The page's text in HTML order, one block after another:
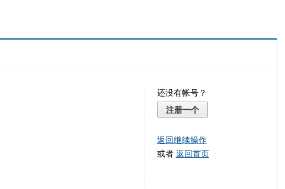
还没有帐号？
注册一个
返回继续操作
或者 返回首页